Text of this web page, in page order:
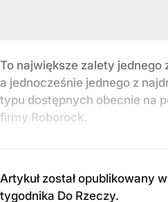
To największe zalety jednego
a jednocześnie jednego z
typu dostępnych obecnie na
firmy Roborock.
Artykuł został opublikowany w
tygodnika Do Rzeczy.